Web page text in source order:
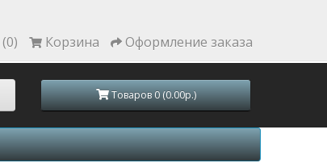
Корзина Оформление заказа
Товаров 0 (0.00р.)